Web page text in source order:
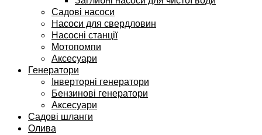
Садові насоси
Насоси для свердловин
Насосні станції
Мотопомпи
Аксесуари
Генератори
Інверторні генератори
Бензинові генератори
Аксесуари
Садові шланги
Олива